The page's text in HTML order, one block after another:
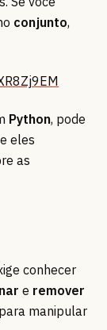
conjunto,
Python, pode
eles
as
conhecer
e remover
manipular